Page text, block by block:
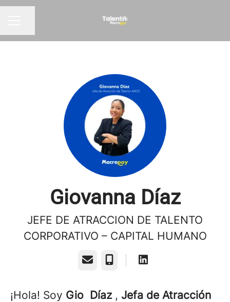
Giovanna Díaz
JEFE DE ATRACCION DE TALENTO
CORPORATIVO – CAPITAL HUMANO
Correo electrónico
Teléfono
¡Hola! Soy Gio Díaz , Jefa de Atracción